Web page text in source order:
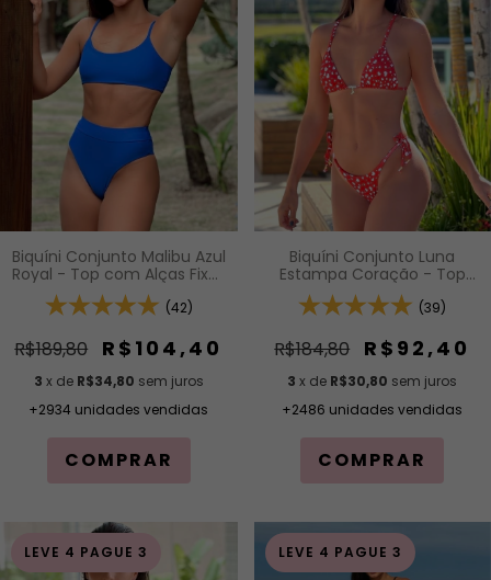
Biquíni Conjunto Malibu Azul
Royal - Top com Alças Fixas
e Bojo Removível e
Calcinha Cintura Alta (Hot
(42)
R$189,80 R$104,40
3 x de R$34,80 sem juros
+2934 unidades vendidas
COMPRAR
Biquíni Conjunto Luna
Estampa Coração - Top
Cortininha com Bojo
Removível e Calcinha de
Lateral
(39)
R$184,80 R$92,40
3 x de R$30,80 sem juros
+2486 unidades vendidas
COMPRAR
LEVE 4 PAGUE 3 LEVE 4 PAGUE 3